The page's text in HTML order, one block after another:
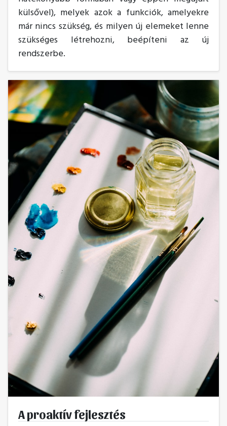
külsővel), melyek azok a funkciók, amelyekre
már nincs szükség, és milyen új elemeket lenne
szükséges létrehozni, beépíteni az új
rendszerbe.
A proaktív fejlesztés